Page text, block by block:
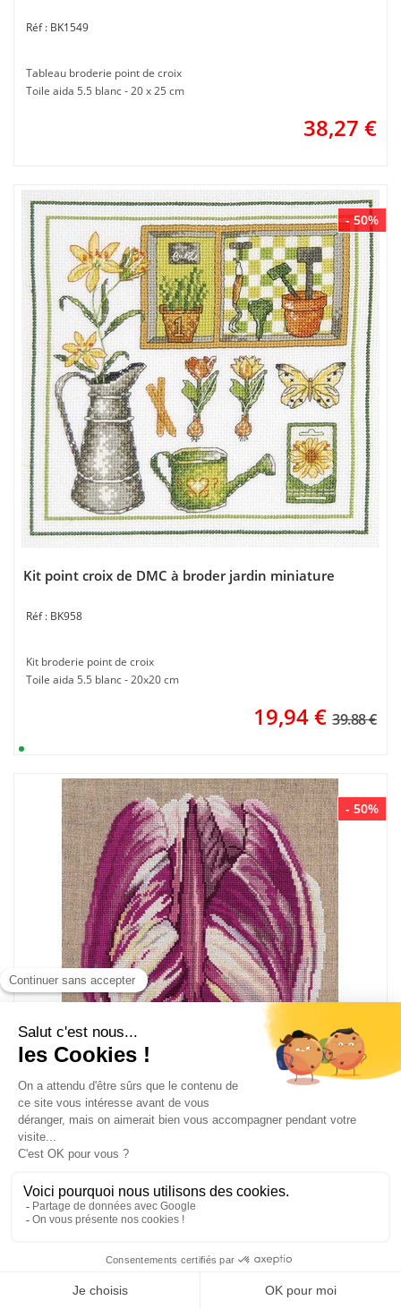
BK1549
Tableau broderie point de croix
Toile aida 5.5 blanc - 20 x 25 cm
38,27 €
- 50%
Kit point croix de DMC à broder jardin miniature
BK958
Kit broderie point de croix
Toile aida 5.5 blanc - 20x20 cm
19,94€ 39.88 €
- 50%
La broderie tulipe rose sur lin de DMC
BK201
Toile lin 11 fils naturel - 20x30 cm